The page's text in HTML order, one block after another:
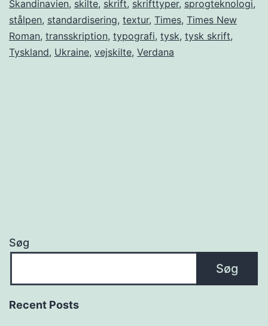
Skandinavien, skilte, skrift, skrifttyper, sprogteknologi,
stålpen, standardisering, textur, Times, Times New
Roman, transskription, typografi, tysk, tysk skrift,
Tyskland, Ukraine, vejskilte, Verdana
Søg
Søg
Recent Posts